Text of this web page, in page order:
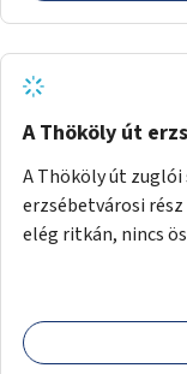
sok gyerekkel
iskola, óvoda a
fényvisszaverős
ötletet.
A Thököly út
A Thököly út zuglói
erzsébetvárosi
elég ritkán, nincs
szükség.